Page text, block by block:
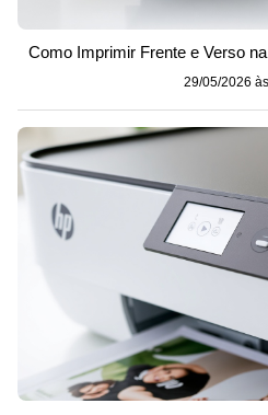
Como Imprimir Frente e Verso
29/05/2026